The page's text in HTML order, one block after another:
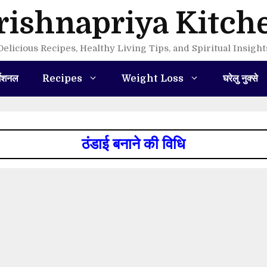
Recipes, Healthy Living Tips, and Spiritual
Recipes Weight Loss घरेलु नुक्से
ठंडाई बनाने की विधि